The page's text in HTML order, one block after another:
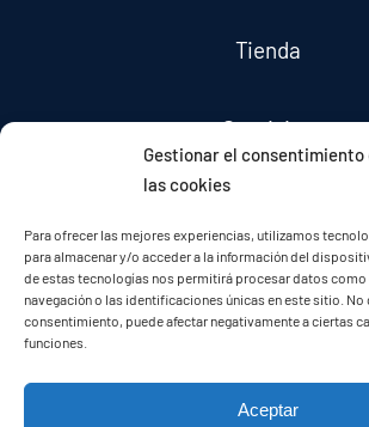
Gestionar el consentimiento
las cookies
Para ofrecer las mejores experiencias, utilizamos
para almacenar y/o acceder a la información del
de estas tecnologías nos permitirá procesar datos
navegación o las identificaciones únicas en este sitio. No
consentimiento, puede afectar negativamente a ciertas
funciones.
Aceptar
Tienda
Servicios
Contacto